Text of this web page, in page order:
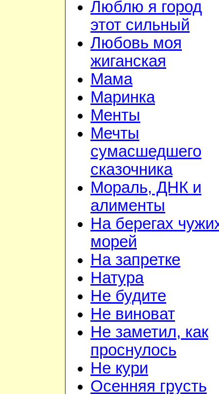
Люблю я город
этот сильный
Любовь моя
жиганская
Мама
Маринка
Менты
Мечты
сумасшедшего
сказочника
Мораль, ДНК и
алименты
На берегах
морей
На запретке
Натура
Не будите
Не виноват
Не заметил, как
проснулось
Не кури
Осенняя грусть